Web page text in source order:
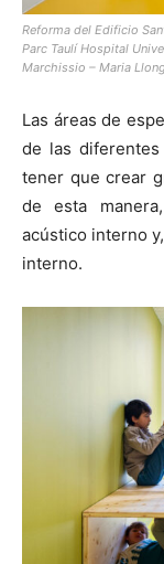
Reforma del Edificio
Parc Taulí Hospital
Marchissio – Maria
Las áreas de
de las
tener que crear
de esta
acústico interno
interno.